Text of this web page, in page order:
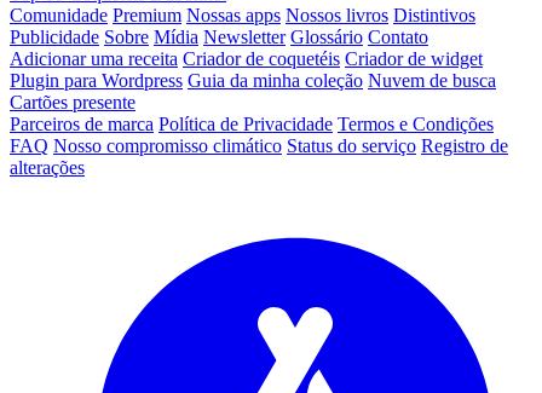
Comunidade Premium Nossas apps Nossos livros Distintivos
Publicidade Sobre Mídia Newsletter Glossário Contato
Adicionar uma receita Criador de coquetéis Criador de widget
Plugin para Wordpress Guia da minha coleção Nuvem de busca
Cartões presente
Parceiros de marca Política de Privacidade Termos e Condições
FAQ Nosso compromisso climático Status do serviço Registro de
alterações